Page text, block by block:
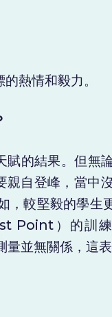
熱情和毅力。
賦的結果。但
自登峰，當中
，較堅毅的學生
Point）的訓
並無關係，這表